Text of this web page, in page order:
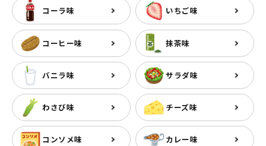
コーラ味 いちご味
コーヒー味 抹茶味
バニラ味 サラダ味
わさび味 チーズ味
コンソメ味 カレー味